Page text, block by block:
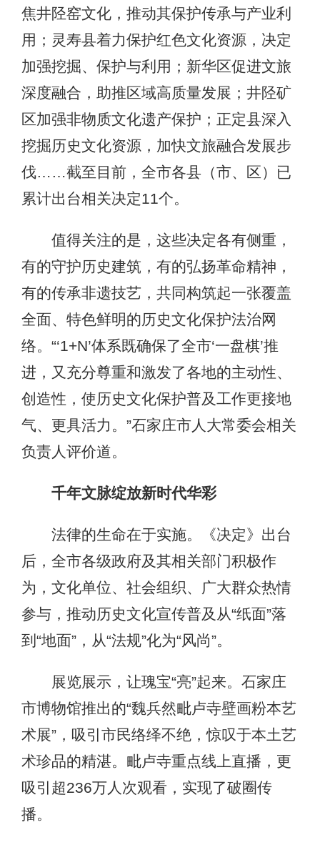
焦井陉窑文化，推动其保护传承与产业利
用；灵寿县着力保护红色文化资源，决定
加强挖掘、保护与利用；新华区促进文旅
深度融合，助推区域高质量发展；井陉矿
区加强非物质文化遗产保护；正定县深入
挖掘历史文化资源，加快文旅融合发展步
伐……截至目前，全市各县（市、区）已
累计出台相关决定11个。
值得关注的是，这些决定各有侧重，
有的守护历史建筑，有的弘扬革命精神，
有的传承非遗技艺，共同构筑起一张覆盖
全面、特色鲜明的历史文化保护法治网
络。“‘1+N’体系既确保了全市‘一盘棋’推
进，又充分尊重和激发了各地的主动性、
创造性，使历史文化保护普及工作更接地
气、更具活力。”石家庄市人大常委会相关
负责人评价道。
千年文脉绽放新时代华彩
法律的生命在于实施。《决定》出台
后，全市各级政府及其相关部门积极作
为，文化单位、社会组织、广大群众热情
参与，推动历史文化宣传普及从“纸面”落
到“地面”，从“法规”化为“风尚”。
展览展示，让瑰宝“亮”起来。石家庄
市博物馆推出的“魏兵然毗卢寺壁画粉本艺
术展”，吸引市民络绎不绝，惊叹于本土艺
术珍品的精湛。毗卢寺重点线上直播，更
吸引超236万人次观看，实现了破圈传
播。